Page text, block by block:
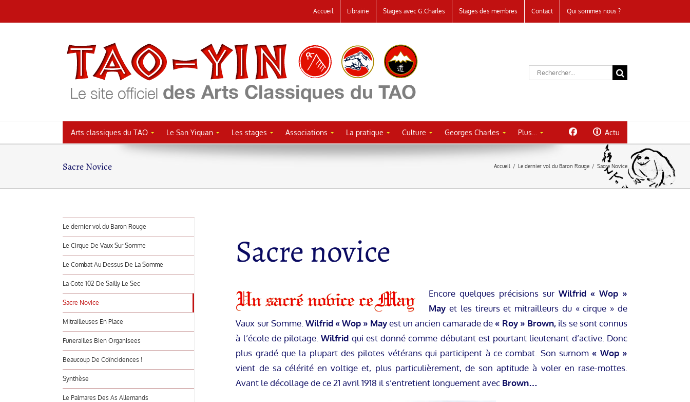
au
Accueil Librairie Stages avec G.Charles Stages des membres Contact Qui sommes nous ?
Rechercher:
Arts classiques du TAO Le San Yiquan Les stages Associations La pratique Culture Georges Charles Plus… Actu
Sacre Novice Accueil / Le dernier vol du Baron Rouge / Sacre Novice
Sacre novice
Encore quelques précisions surWilfrid « Wop »
May et les tireurs et mitrailleurs du « cirque » de
Vaux sur Somme.Wilfrid « Wop » Mayest un ancien camarade de« Roy » Brown,ils se sont connus
à l’école de pilotage.Wilfrid qui est donné comme débutant est pourtant lieutenant d’active. Donc
plus gradé que la plupart des pilotes vétérans qui participent à ce combat. Son surnom« Wop »
vient de sa célérité en voltige et, plus particulièrement, de son aptitude à voler en rase-mottes.
Avant le décollage de ce 21 avril 1918 il s’entretient longuement avec Brown…
Le dernier vol du Baron Rouge
Le Cirque De Vaux Sur Somme
Le Combat Au Dessus De La Somme
La Cote 102 De Sailly Le Sec
Sacre Novice
Mitrailleuses En Place
Funerailles Bien Organisees
Beaucoup De Coïncidences !
Synthèse
Le Palmares Des As Allemands